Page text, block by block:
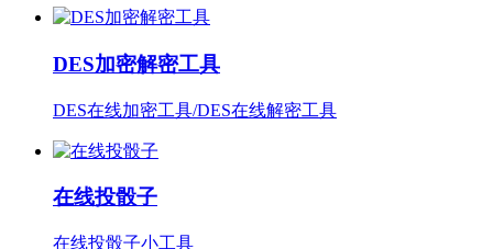
DES加密解密工具
DES在线加密工具/DES在线解密工具
在线投骰子
在线投骰子小工具